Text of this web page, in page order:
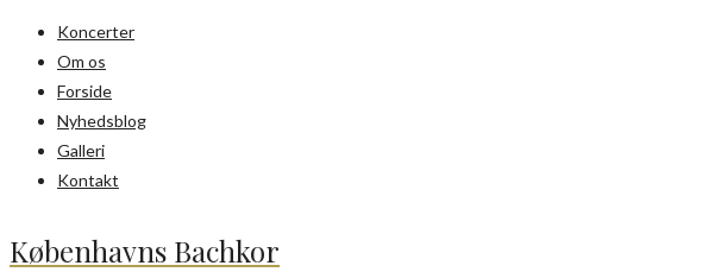
Koncerter
Om os
Forside
Nyhedsblog
Galleri
Kontakt
Københavns Bachkor